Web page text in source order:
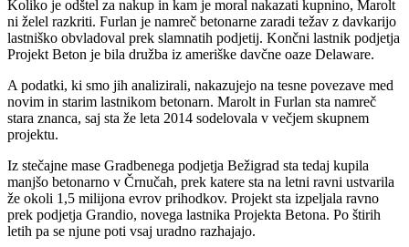
Koliko je odštel za nakup in kam je moral nakazati kupnino, Marolt
ni želel razkriti. Furlan je namreč betonarne zaradi težav z davkarijo
lastniško obvladoval prek slamnatih podjetij. Končni lastnik podjetja
Projekt Beton je bila družba iz ameriške davčne oaze Delaware.
A podatki, ki smo jih analizirali, nakazujejo na tesne povezave med
novim in starim lastnikom betonarn. Marolt in Furlan sta namreč
stara znanca, saj sta že leta 2014 sodelovala v večjem skupnem
projektu.
Iz stečajne mase Gradbenega podjetja Bežigrad sta tedaj kupila
manjšo betonarno v Črnučah, prek katere sta na letni ravni ustvarila
že okoli 1,5 milijona evrov prihodkov. Projekt sta izpeljala ravno
prek podjetja Grandio, novega lastnika Projekta Betona. Po štirih
letih pa se njune poti vsaj uradno razhajajo.